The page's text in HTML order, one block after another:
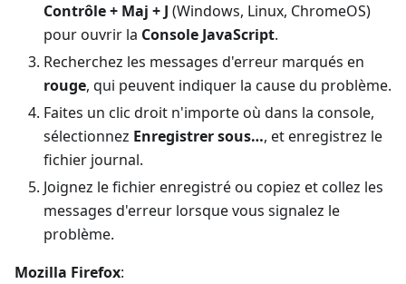
Contrôle + Maj + J (Windows, Linux, ChromeOS)
pour ouvrir la Console JavaScript.
Recherchez les messages d'erreur marqués en
rouge, qui peuvent indiquer la cause du problème.
Faites un clic droit n'importe où dans la console,
sélectionnez Enregistrer sous…, et enregistrez le
fichier journal.
Joignez le fichier enregistré ou copiez et collez les
messages d'erreur lorsque vous signalez le
problème.
Mozilla Firefox: